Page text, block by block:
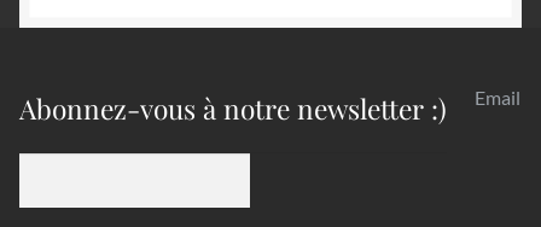
Abonnez-vous à notre newsletter :) Email